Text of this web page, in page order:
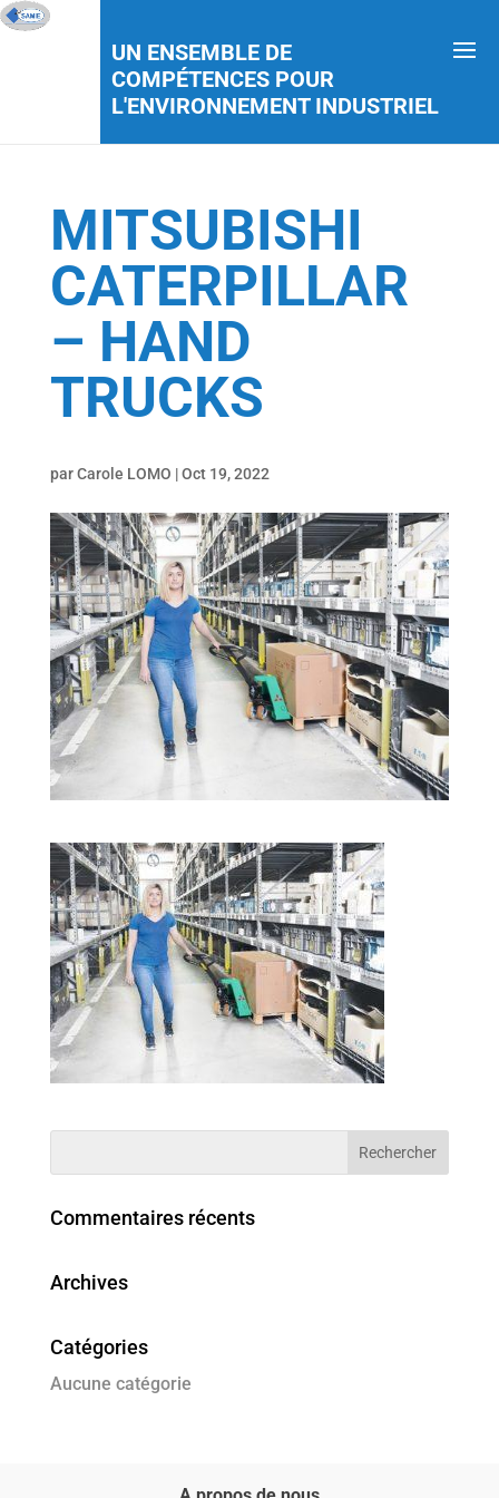
UN ENSEMBLE DE
COMPÉTENCES POUR
L'ENVIRONNEMENT INDUSTRIEL
MITSUBISHI
CATERPILLAR
– HAND
TRUCKS
parCarole LOMO |Oct 19, 2022
Commentaires récents
Archives
Catégories
Aucune catégorie